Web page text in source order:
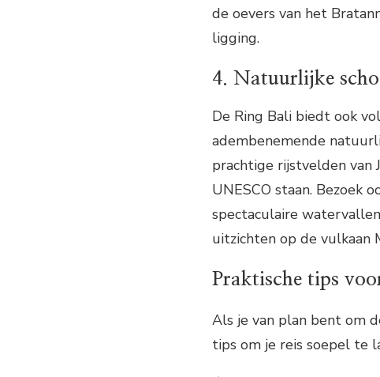
de oevers van het
ligging.
4. Natuurlijke
De Ring Bali biedt ook
adembenemende
prachtige rijstvelden
UNESCO staan. Bezoek
spectaculaire
uitzichten op de vulkaan
Praktische tips
Als je van plan bent om
tips om je reis soepel te